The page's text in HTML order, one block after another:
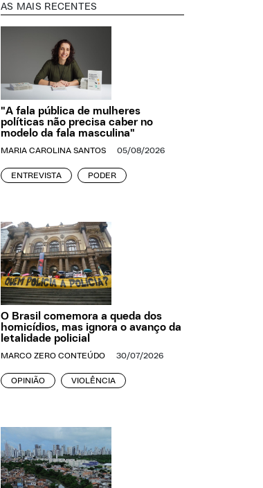
AS MAIS RECENTES
"A fala pública de mulheres
políticas não precisa caber no
modelo da fala masculina"
MARIA CAROLINA SANTOS 05/08/2026
ENTREVISTA PODER
O Brasil comemora a queda dos
homicídios, mas ignora o avanço da
letalidade policial
MARCO ZERO CONTEÚDO 30/07/2026
OPINIÃO VIOLÊNCIA